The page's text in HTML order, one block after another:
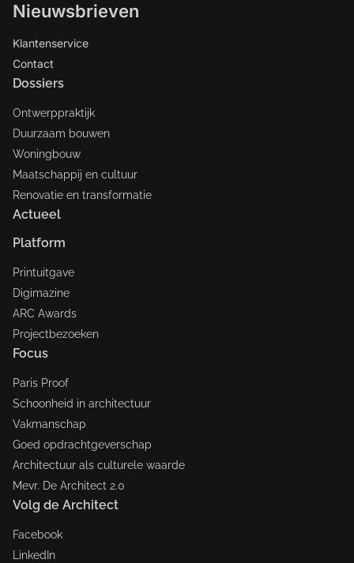
Nieuwsbrieven
Klantenservice
Contact
Dossiers
Ontwerppraktijk
Duurzaam bouwen
Woningbouw
Maatschappij en cultuur
Renovatie en transformatie
Actueel
Platform
Printuitgave
Digimazine
ARC Awards
Projectbezoeken
Focus
Paris Proof
Schoonheid in architectuur
Vakmanschap
Goed opdrachtgeverschap
Architectuur als culturele waarde
Mevr. De Architect 2.0
Volg de Architect
Facebook
LinkedIn